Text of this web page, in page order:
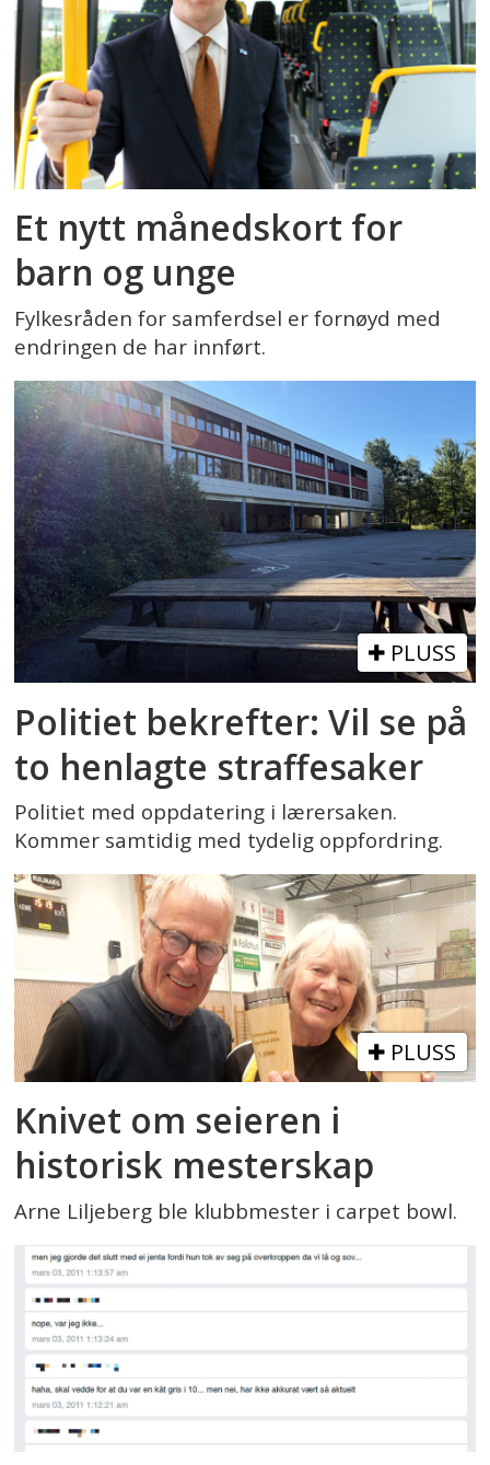
Et nytt månedskort for
barn og unge
Fylkesråden for samferdsel er fornøyd med
endringen de har innført.
PLUSS
Politiet bekrefter: Vil se på
to henlagte straffesaker
Politiet med oppdatering i lærersaken.
Kommer samtidig med tydelig oppfordring.
PLUSS
Knivet om seieren i
historisk mesterskap
Arne Liljeberg ble klubbmester i carpet bowl.